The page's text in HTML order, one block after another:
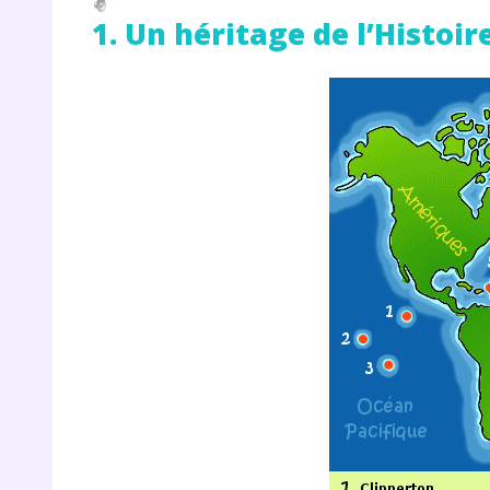
1. Un héritage de